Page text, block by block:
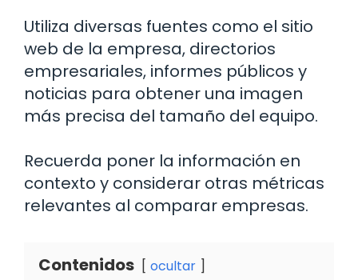
Utiliza diversas fuentes como el sitio
web de la empresa, directorios
empresariales, informes públicos y
noticias para obtener una imagen
más precisa del tamaño del equipo.
Recuerda poner la información en
contexto y considerar otras métricas
relevantes al comparar empresas.
Contenidos ocultar